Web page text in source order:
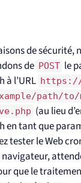
de sécurité,
de POST le
à l’URL https://
path/to/
(au lieu
en tant que
tester le Web
que le